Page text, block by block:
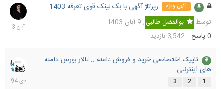
آگهی ویژه رپرتاژ آگهی با بک لینک قوی تعرفه 1403
توسط ابوالفضل طالبی,9 آبان 1403
پاسخ 3,542 بازدید
9
آبان
تاپیک اختصاصی خرید و فروش دامنه :: تالار بورس دامنه
های اینترنتی
3
دی